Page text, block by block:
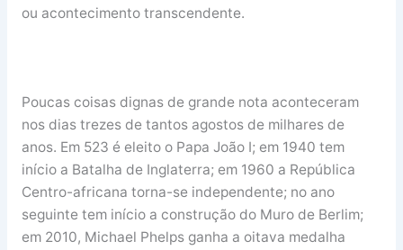
ou acontecimento transcendente.
Poucas coisas dignas de grande nota aconteceram
nos dias trezes de tantos agostos de milhares de
anos. Em 523 é eleito o Papa João I; em 1940 tem
início a Batalha de Inglaterra; em 1960 a República
Centro-africana torna-se independente; no ano
seguinte tem início a construção do Muro de Berlim;
em 2010, Michael Phelps ganha a oitava medalha